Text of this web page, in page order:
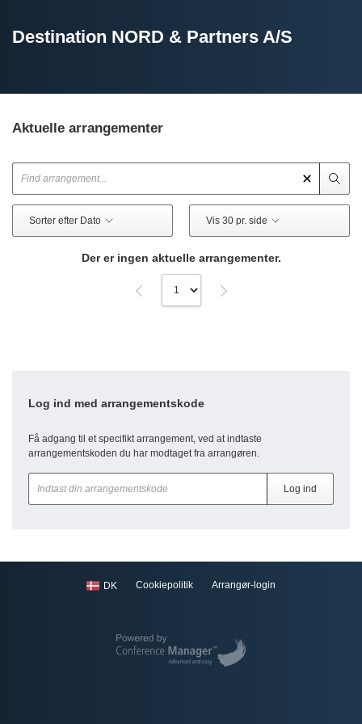
Destination NORD & Partners A/S
Aktuelle arrangementer
Sorter efter Dato Vis 30 pr. side
Der er ingen aktuelle arrangementer.
Log ind med arrangementskode
Få adgang til et specifikt arrangement, ved at indtaste
arrangementskoden du har modtaget fra arrangøren.
DK Cookiepolitik Arrangør-login